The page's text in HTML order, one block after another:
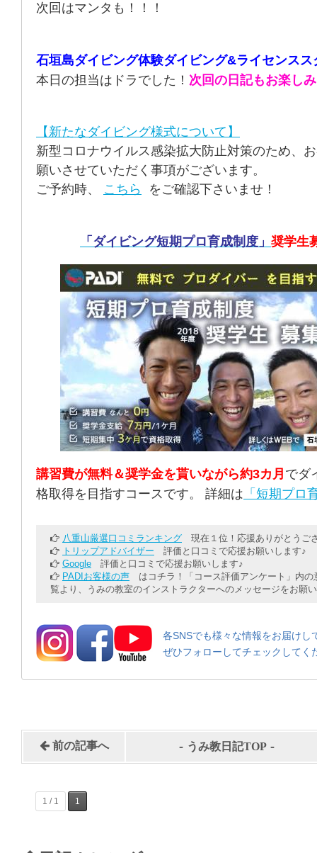
次回はマンタも！！！
石垣島ダイビング体験ダイビング&ライセンスス
本日の担当はドラでした！ 次回の日記もお楽し
【新たなダイビング様式について】
新型コロナウイルス感染拡大防止対策のため、
願いさせていただく事項がございます。
ご予約時、 こちら をご確認下さいませ！
「ダイビング短期プロ育成制度」 奨学生
講習費が無料＆奨学金を貰いながら約3カ月 でダ
格取得を目指すコースです。 詳細は 「短期プロ
八重山厳選口コミランキング 現在１位！応援ありがとうご
トリップアドバイザー 評価と口コミで応援お願いします♪
Google 評価と口コミで応援お願いします♪
PADIお客様の声 はコチラ！「コース評価アンケート」内の
覧より、うみの教室のインストラクターへのメッセージをお願
各SNSでも様々な情報をお届けし
ぜひフォローしてチェックしてく
前の記事へ - うみ教日記TOP -
1 / 1 1